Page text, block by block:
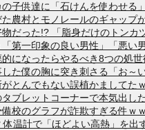
子供達に「石けんを使わせる
た農村とモノレールのギャッ
だった!? 「脂身だけのトン
第一印象の良い男性」「悪い
になったらやるべき8つの処
た僕の胸に突き刺さる「お～
がとんでもない誤植かましてた
タブレットコーナーで本気出し
備校のグラフが詐欺すぎる件ｗ
体温計で「ほどよい高熱」を出